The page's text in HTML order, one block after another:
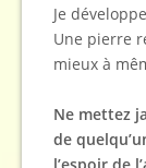
Je
Une pierre
mieux à
Ne mettez
de
l’espoir de